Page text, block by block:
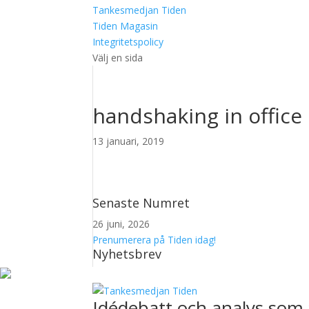
Tankesmedjan Tiden
Tiden Magasin
Integritetspolicy
Välj en sida
handshaking in office
13 januari, 2019
Senaste Numret
26 juni, 2026
Prenumerera på Tiden idag!
Nyhetsbrev